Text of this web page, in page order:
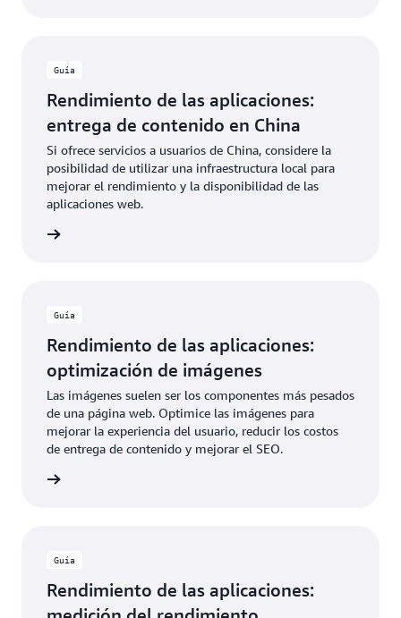
Guía
Rendimiento de las aplicaciones:
entrega de contenido en China
Si ofrece servicios a usuarios de China, considere la
posibilidad de utilizar una infraestructura local para
mejorar el rendimiento y la disponibilidad de las
aplicaciones web.
Guía
Rendimiento de las aplicaciones:
optimización de imágenes
Las imágenes suelen ser los componentes más pesados
de una página web. Optimice las imágenes para
mejorar la experiencia del usuario, reducir los costos
de entrega de contenido y mejorar el SEO.
Guía
Rendimiento de las aplicaciones: